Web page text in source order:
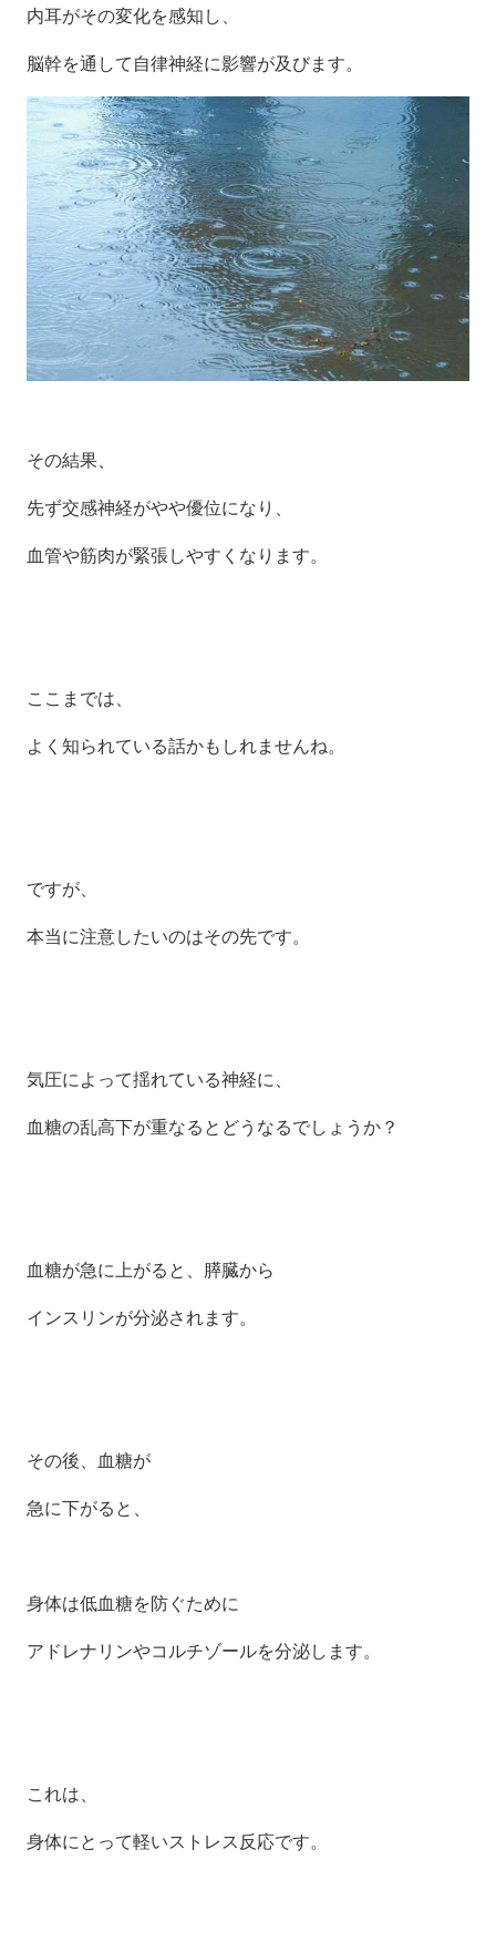
内耳がその変化を感知し、
脳幹を通して自律神経に影響が及びます。
その結果、
先ず交感神経がやや優位になり、
血管や筋肉が緊張しやすくなります。
ここまでは、
よく知られている話かもしれませんね。
ですが、
本当に注意したいのはその先です。
気圧によって揺れている神経に、
血糖の乱高下が重なるとどうなるでしょうか？
血糖が急に上がると、膵臓から
インスリンが分泌されます。
その後、血糖が
急に下がると、
身体は低血糖を防ぐために
アドレナリンやコルチゾールを分泌します。
これは、
身体にとって軽いストレス反応です。